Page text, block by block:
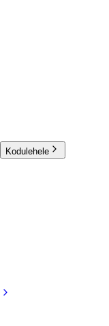
Kodulehele